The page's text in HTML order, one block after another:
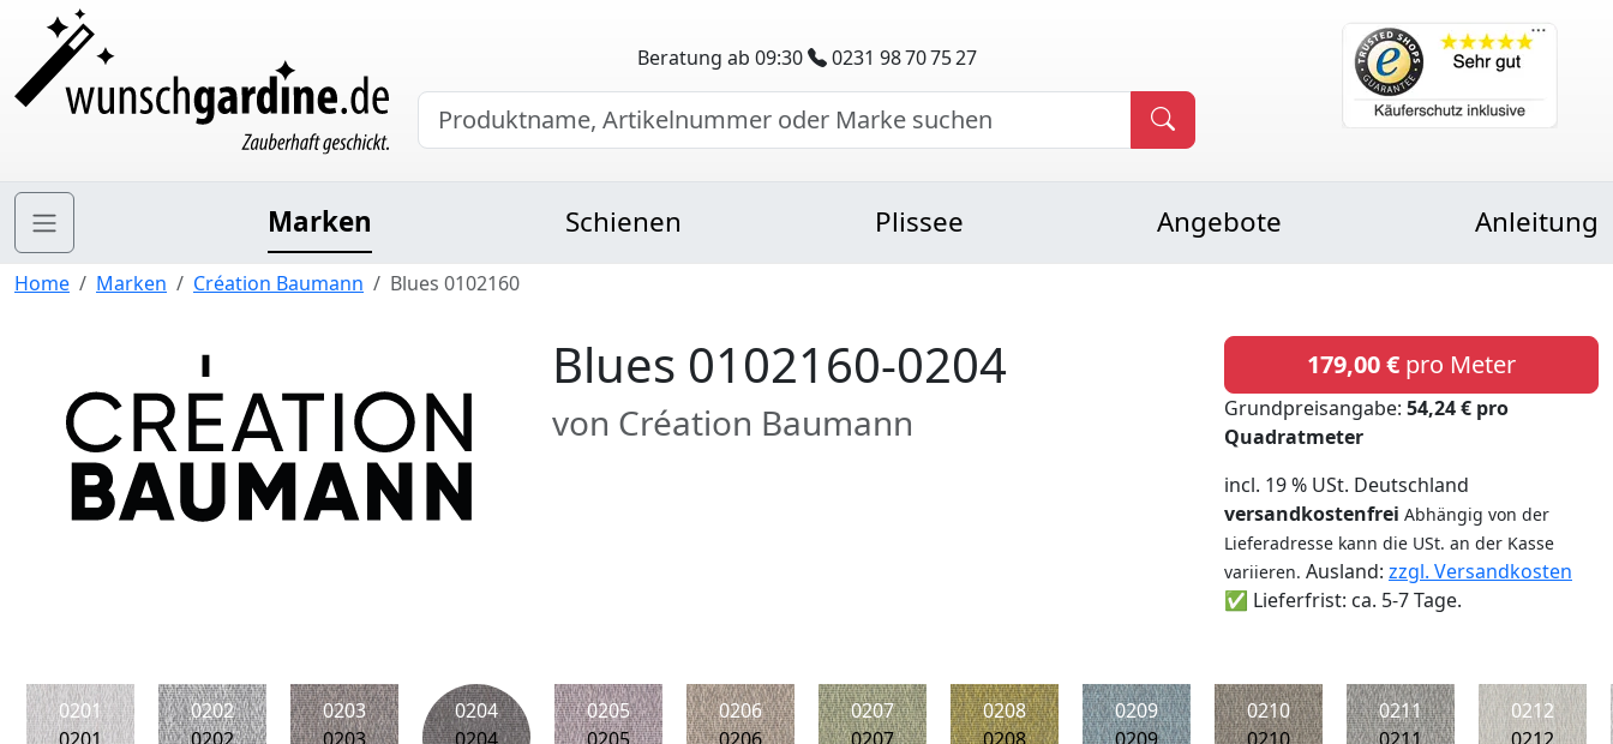
Beratung ab 09:30 0231 98 70 75 27
Marken Schienen Plissee Angebote Anleitung
Home Marken Création Baumann Blues 0102160
Blues 0102160-0204
von Création Baumann
179,00 € pro Meter
Grundpreisangabe: 54,24 € pro
Quadratmeter
incl. 19 % USt. Deutschland
versandkostenfrei Abhängig von der
Lieferadresse kann die USt. an der Kasse
variieren. Ausland: zzgl. Versandkosten
✅ Lieferfrist: ca. 5-7 Tage.
0201
0202
0203
0204
0205
0206
0207
0208
0209
0210
0211
0212